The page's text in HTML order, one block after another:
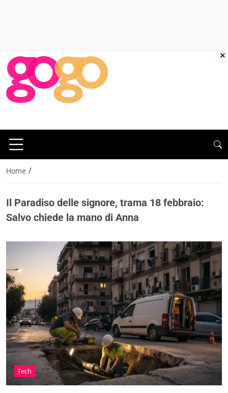
Home /
Il Paradiso delle signore, trama 18 febbraio:
Salvo chiede la mano di Anna
Tech
×